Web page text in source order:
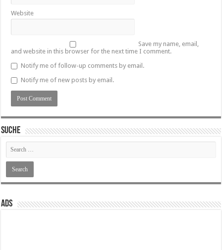
Website
Save my name, email,
and website in this browser for the next time I comment.
Notify me of follow-up comments by email.
Notify me of new posts by email.
SUCHE
ADS